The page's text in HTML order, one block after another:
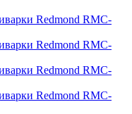
Redmond RMC-
Redmond RMC-
Redmond RMC-
Redmond RMC-